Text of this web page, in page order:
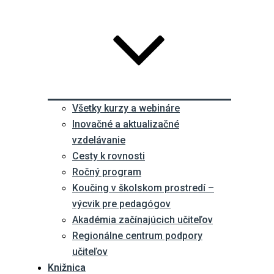
Všetky kurzy a webináre
Inovačné a aktualizačné
vzdelávanie
Cesty k rovnosti
Ročný program
Koučing v školskom prostredí –
výcvik pre pedagógov
Akadémia začínajúcich učiteľov
Regionálne centrum podpory
učiteľov
Knižnica